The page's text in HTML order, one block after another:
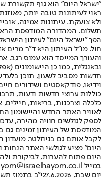
"ישראל היום" הוא גוף תקשורת
ראוי לעיתונות טובה יותר,
ולא צועקת. עיתונות אמינה,
הפך "ישראל היום" לעיתון
חול. מו"ל העיתון היא ד"ר מרים
והעורך המייסד הוא עמוס רגב.
חדשות מסביב לשעון, תוכן
וידיאו, פודקאסטים ושידורים
כוללות ערוצי חדשות ודעות,
לאוויר האתר החדש והיישומון
לספק לגולשים חוויה מהירה,
המודפסת של העיתון זמינים גם
לקבל אותם גם בניוזלטר.
היום" מציע לגולשי האתר הנחות
היום פתוח להערות, לביקורת
במייל hayom@israelhayom.co.il.
יום שבת, 27.6.2026
י"ב בתמוז